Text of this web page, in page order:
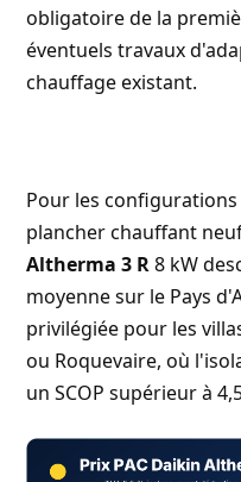
obligatoire de la
éventuels travaux
chauffage existant.
Pour les
plancher chauffant
Altherma 3 R8 kW
moyenne sur le Pays
privilégiée pour les
ou Roquevaire, où
un SCOP supérieur à